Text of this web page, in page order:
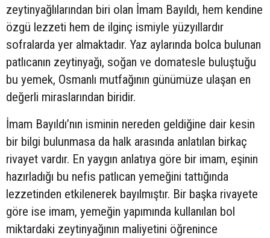
zeytinyağlılarından biri olan İmam Bayıldı, hem kendine
özgü lezzeti hem de ilginç ismiyle yüzyıllardır
sofralarda yer almaktadır. Yaz aylarında bolca bulunan
patlıcanın zeytinyağı, soğan ve domatesle buluştuğu
bu yemek, Osmanlı mutfağının günümüze ulaşan en
değerli miraslarından biridir.
İmam Bayıldı’nın isminin nereden geldiğine dair kesin
bir bilgi bulunmasa da halk arasında anlatılan birkaç
rivayet vardır. En yaygın anlatıya göre bir imam, eşinin
hazırladığı bu nefis patlıcan yemeğini tattığında
lezzetinden etkilenerek bayılmıştır. Bir başka rivayete
göre ise imam, yemeğin yapımında kullanılan bol
miktardaki zeytinyağının maliyetini öğrenince